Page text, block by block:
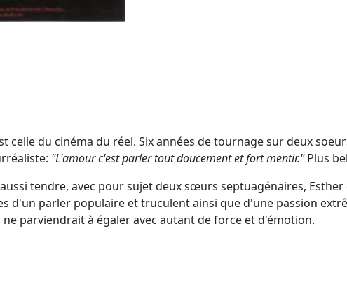
celle du cinéma du réel. Six années de tournage sur deux
"L'amour c'est parler tout doucement et fort mentir."Plus
tendre, avec pour sujet deux sœurs septuagénaires,
d'un parler populaire et truculent ainsi que d'une passion
parviendrait à égaler avec autant de force et d'émotion.